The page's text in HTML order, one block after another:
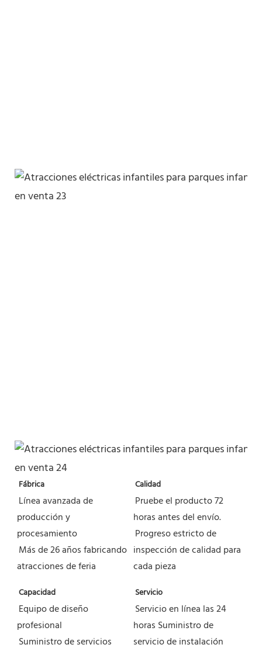
Fábrica
Línea avanzada de
producción y
procesamiento
Más de 26 años fabricando
atracciones de feria
Calidad
Pruebe el producto 72
horas antes del envío.
Progreso estricto de
inspección de calidad para
cada pieza
Capacidad
Equipo de diseño
profesional
Suministro de servicios
Servicio
Servicio en línea las 24
horas Suministro de
servicio de instalación